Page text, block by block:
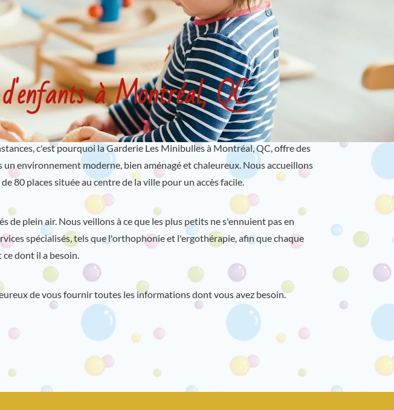
à Montréal, QC
c'est pourquoi la Garderie Les Minibulles à Montréal, QC, offre des
environnement moderne, bien aménagé et chaleureux. Nous accueillons
80 places située au centre de la ville pour un accès facile.
plein air. Nous veillons à ce que les plus petits ne s'ennuient pas en
spécialisés, tels que l'orthophonie et l'ergothérapie, afin que chaque
dont il a besoin.
de vous fournir toutes les informations dont vous avez besoin.